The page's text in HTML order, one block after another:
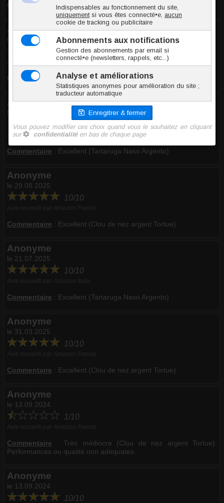
Commentaire :Excellent (Clou de nez argent Tortue)
Anonyme
le 26.11.2025
10/10
Avis recueilli par Amazon France
Commentaire :Excellent (Clou de nez argent Tortue)
Anonyme
le 21.10.2025
10/10
Avis recueilli par Amazon Italie
Commentaire : Excellent (Tartaruga Naso Argento)
Anonyme
le 29.08.2025
10/10
Commentaire : Excellent (Clou de nez argent Tortue)
Anonyme
le 21.07.2025
10/10
Commentaire : Excellent (Tartaruga Naso Argento)
Anonyme
le 31.03.2025
10/10
Commentaire : Excellent (Clou de nez argent Tortue)
Anonyme
le 13.09.2024
1/10
Commentaire : Très médiocre (Clou de nez argent Tortue).
Performances ou qualité non adéquates
Anonyme
le 13.09.2024
10/10